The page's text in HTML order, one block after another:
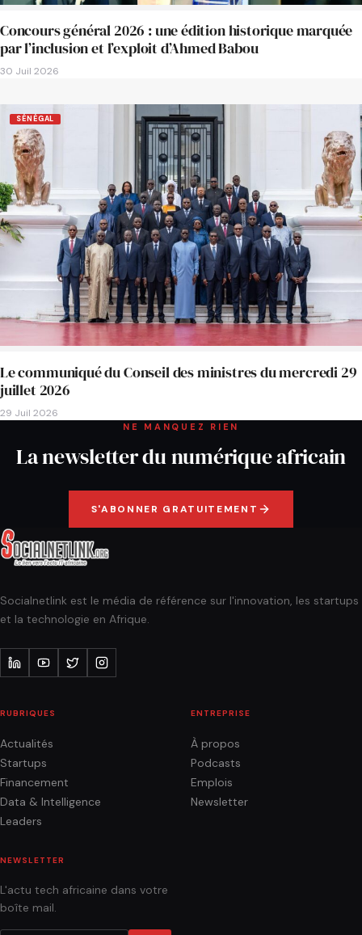
Concours général 2026 : une édition historique marquée
par l’inclusion et l’exploit d’Ahmed Babou
30 Juil 2026
SÉNÉGAL
Le communiqué du Conseil des ministres du mercredi 29
juillet 2026
29 Juil 2026
NE MANQUEZ RIEN
La newsletter du numérique africain
S'ABONNER GRATUITEMENT
Socialnetlink est le média de référence sur l'innovation, les startups
et la technologie en Afrique.
RUBRIQUES
Actualités
Startups
Financement
Data & Intelligence
Leaders
ENTREPRISE
À propos
Podcasts
Emplois
Newsletter
NEWSLETTER
L'actu tech africaine dans votre
boîte mail.